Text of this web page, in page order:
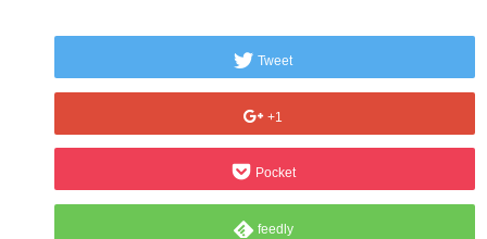
Tweet
+1
Pocket
feedly